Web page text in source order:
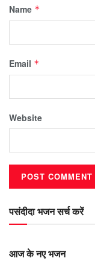
Name *
Email *
Website
पसंदीदा भजन सर्च करें
आज के नए भजन